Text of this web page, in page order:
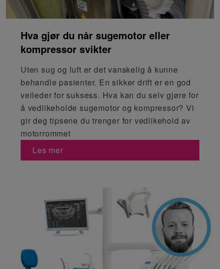
Hva gjør du når sugemotor eller
kompressor svikter
Uten sug og luft er det vanskelig å kunne
behandle pasienter. En sikker drift er en god
veileder for suksess. Hva kan du selv gjøre for
å vedlikeholde sugemotor og kompressor? Vi
gir deg tipsene du trenger for vedlikehold av
motorrommet
Les mer